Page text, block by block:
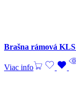
Brašna rámová
Viac info